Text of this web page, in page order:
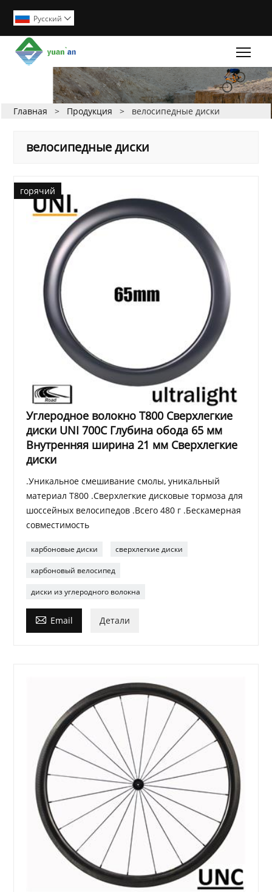
Pусский 
Главная > Продукция > велосипедные диски
велосипедные диски
горячий
Углеродное волокно T800 Сверхлегкие
диски UNI 700C Глубина обода 65 мм
Внутренняя ширина 21 мм Сверхлегкие
диски
.Уникальное смешивание смолы, уникальный
материал T800 .Сверхлегкие дисковые тормоза для
шоссейных велосипедов .Всего 480 г .Бескамерная
совместимость
карбоновые диски сверхлегкие диски
карбоновый велосипед
диски из углеродного волокна
 Email Детали